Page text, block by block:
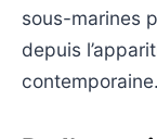
sous-marines
depuis
contemporaine.